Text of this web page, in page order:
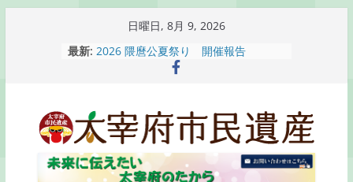
日曜日, 8月 9, 2026
最新: 2026 隈麿公夏祭り 開催報告
通古賀歴史勉強会が開催されます
梅香苑夏まつり子どもみこし開催のお
知らせ
木うそ絵付け体験のお知らせ